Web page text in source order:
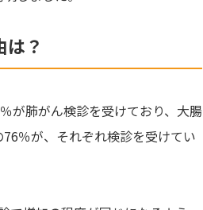
？
が肺がん検診を受けており、大腸
％が、それぞれ検診を受けてい